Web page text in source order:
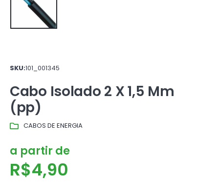
SKU:101_001345
Cabo Isolado 2 X 1,5 Mm
(pp)
CABOS DE ENERGIA
a partir de
R$4,90